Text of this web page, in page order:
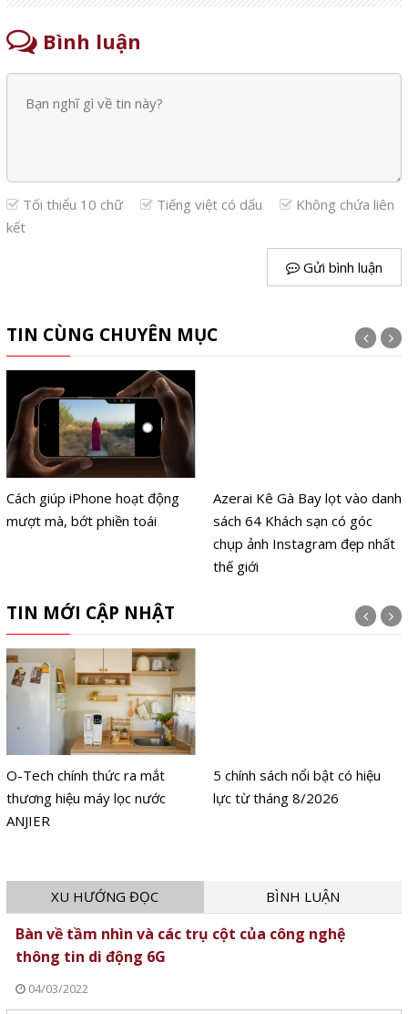
Bình luận
Tối thiểu 10 chữ Tiếng việt có dấu
Không chứa liên
kết
Gửi bình luận
TIN CÙNG CHUYÊN MỤC
Cách giúp iPhone hoạt động
mượt mà, bớt phiền toái
Azerai Kê Gà Bay lọt vào danh
sách 64 Khách sạn có góc
chụp ảnh Instagram đẹp nhất
thế giới
TIN MỚI CẬP NHẬT
O-Tech chính thức ra mắt
thương hiệu máy lọc nước
ANJIER
5 chính sách nổi bật có hiệu
lực từ tháng 8/2026
XU HƯỚNG ĐỌC BÌNH LUẬN
Bàn về tầm nhìn và các trụ cột của công nghệ
thông tin di động 6G
04/03/2022